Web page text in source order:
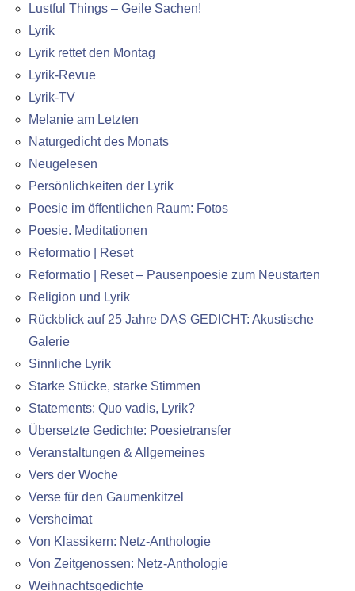
Lustful Things – Geile Sachen!
Lyrik
Lyrik rettet den Montag
Lyrik-Revue
Lyrik-TV
Melanie am Letzten
Naturgedicht des Monats
Neugelesen
Persönlichkeiten der Lyrik
Poesie im öffentlichen Raum: Fotos
Poesie. Meditationen
Reformatio | Reset
Reformatio | Reset – Pausenpoesie zum Neustarten
Religion und Lyrik
Rückblick auf 25 Jahre DAS GEDICHT: Akustische
Galerie
Sinnliche Lyrik
Starke Stücke, starke Stimmen
Statements: Quo vadis, Lyrik?
Übersetzte Gedichte: Poesietransfer
Veranstaltungen & Allgemeines
Vers der Woche
Verse für den Gaumenkitzel
Versheimat
Von Klassikern: Netz-Anthologie
Von Zeitgenossen: Netz-Anthologie
Weihnachtsgedichte